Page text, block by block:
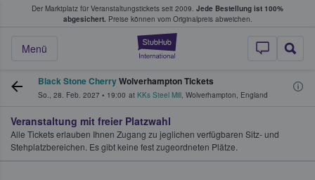
Der Marktplatz für Veranstaltungstickets seit 2009. Jede Bestellung ist 100%
abgesichert. Preise können vom Originalpreis abweichen.
StubHub - Wo
Menü
Tickets kaufen & verkaufen
Black Stone CherryWolverhampton Tickets
So., 28. Feb. 2027 • 19:00 at KKs Steel Mill, Wolverhampton, England
Veranstaltung mit freier Platzwahl
Alle Tickets erlauben Ihnen Zugang zu jeglichen verfügbaren Sitz- und
Stehplatzbereichen. Es gibt keine fest zugeordneten Plätze.